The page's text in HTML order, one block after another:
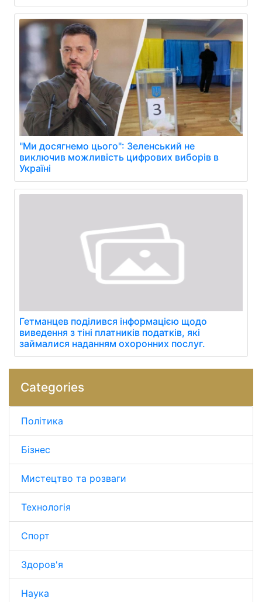
"Ми досягнемо цього": Зеленський не
виключив можливість цифрових виборів в
Україні
Гетманцев поділився інформацією щодо
виведення з тіні платників податків, які
займалися наданням охоронних послуг.
Categories
Політика
Бізнес
Мистецтво та розваги
Технологія
Спорт
Здоров'я
Наука